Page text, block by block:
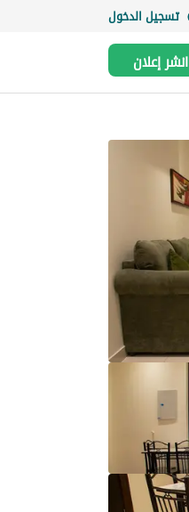
تسجيل الدخول
انشر إعلان